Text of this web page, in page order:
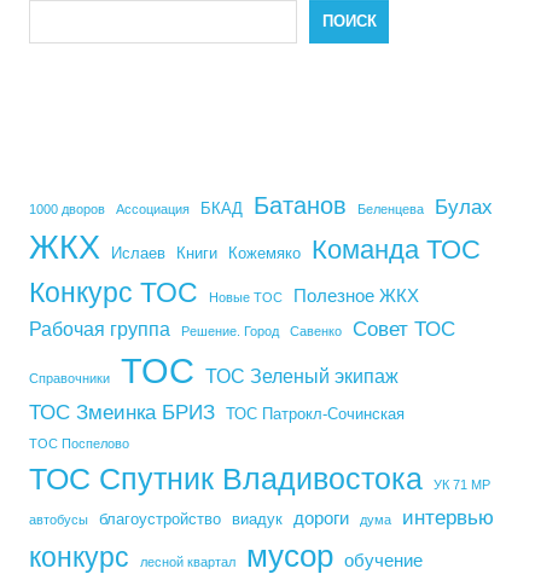
ПОИСК
1000 дворов Ассоциация БКАД Батанов Беленцева Булах
ЖКХ Ислаев Книги Кожемяко Команда ТОС
Конкурс ТОС Новые ТОС Полезное ЖКХ
Рабочая группа Решение. Город Савенко Совет ТОС
Справочники ТОС ТОС Зеленый экипаж
ТОС Змеинка БРИЗ ТОС Патрокл-Сочинская
ТОС Поспелово
ТОС Спутник Владивостока УК 71 МР
автобусы благоустройство виадук дороги дума интервью
конкурс лесной квартал мусор обучение